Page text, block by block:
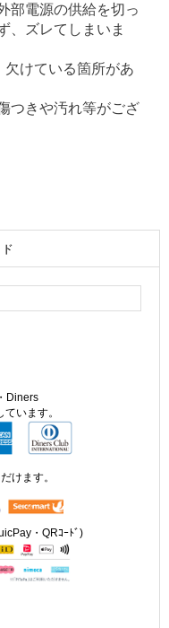
部電源の供給を切っ
、ズレてしまいま
欠けている箇所があ
つきや汚れ等がござ
Diners
います。
けます。
・QRｺｰﾄﾞ)